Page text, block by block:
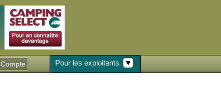
Pour les exploitants
Compte